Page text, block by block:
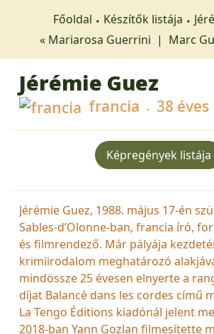
Főoldal Készítők listája
« Mariarosa Guerrini | Marc
Jérémie Guez
francia 38 éves
Képregények listája
Jérémie Guez, 1988. május 17-én
Sables-d’Olonne-ban, francia író,
és filmrendező. Már pályája
krimiirodalom meghatározó
mindössze 25 évesen elnyerte a
díjat Balancé dans les cordes című
La Tengo Éditions kiadónál jelent
2018-ban Yann Gozlan filmesítette